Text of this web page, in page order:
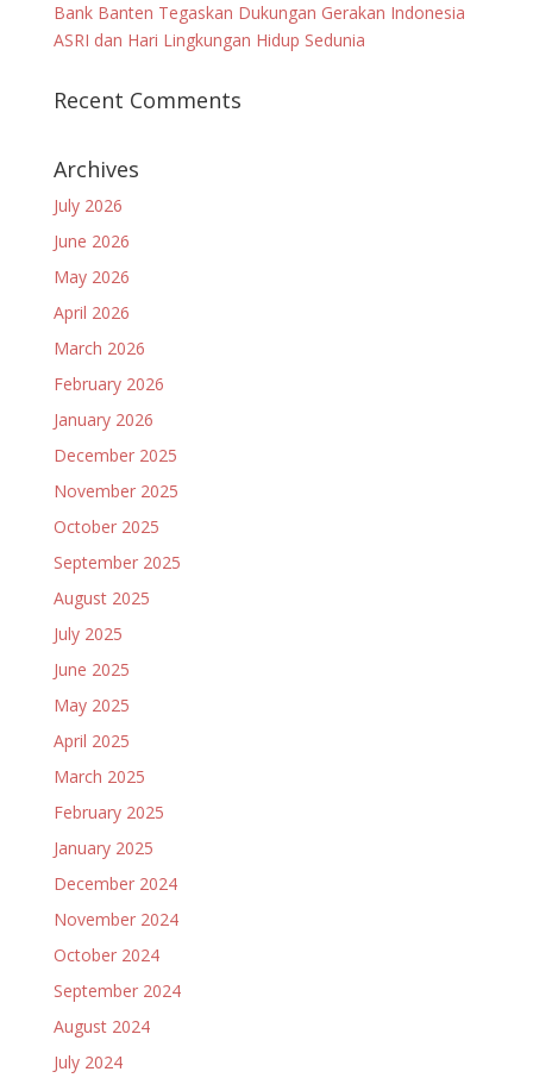
Bank Banten Tegaskan Dukungan Gerakan Indonesia
ASRI dan Hari Lingkungan Hidup Sedunia
Recent Comments
Archives
July 2026
June 2026
May 2026
April 2026
March 2026
February 2026
January 2026
December 2025
November 2025
October 2025
September 2025
August 2025
July 2025
June 2025
May 2025
April 2025
March 2025
February 2025
January 2025
December 2024
November 2024
October 2024
September 2024
August 2024
July 2024